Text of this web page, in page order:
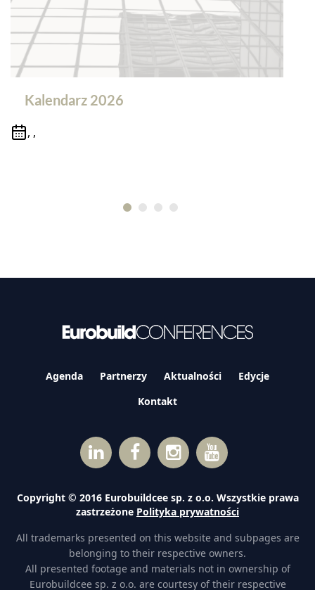
Kalendarz 2026
, ,
Agenda Partnerzy Aktualności
Edycje
Kontakt
Copyright © 2016 Eurobuildcee sp. z o.o. Wszystkie prawa
zastrzeżone Polityka prywatności
All trademarks presented on this website and subpages are
belonging to their respective owners.
All presented footage and materials not in ownership of
Eurobuildcee sp. z o.o. are courtesy of their respective